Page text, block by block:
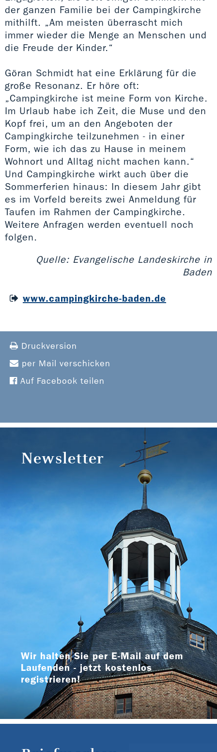
der ganzen Familie bei der Campingkirche
mithilft. „Am meisten überrascht mich
immer wieder die Menge an Menschen und
die Freude der Kinder.“
Göran Schmidt hat eine Erklärung für die
große Resonanz. Er höre oft:
„Campingkirche ist meine Form von Kirche.
Im Urlaub habe ich Zeit, die Muse und den
Kopf frei, um an den Angeboten der
Campingkirche teilzunehmen - in einer
Form, wie ich das zu Hause in meinem
Wohnort und Alltag nicht machen kann.“
Und Campingkirche wirkt auch über die
Sommerferien hinaus: In diesem Jahr gibt
es im Vorfeld bereits zwei Anmeldung für
Taufen im Rahmen der Campingkirche.
Weitere Anfragen werden eventuell noch
folgen.
Quelle: Evangelische Landeskirche in
Baden
www.campingkirche-baden.de
Druckversion
per Mail verschicken
Auf Facebook teilen
Newsletter
Wir halten Sie per E-Mail auf dem
Laufenden - jetzt kostenlos
registrieren!